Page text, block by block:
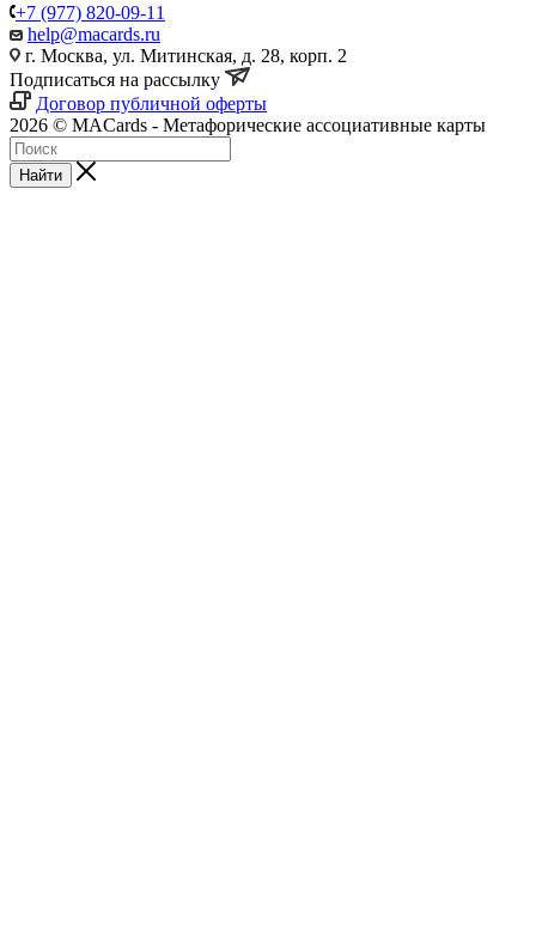
+7 (977) 820-09-11
help@macards.ru
г. Москва, ул. Митинская, д. 28, корп. 2
Подписаться на рассылку
Договор публичной оферты
2026 © MACards - Метафорические ассоциативные карты
Найти